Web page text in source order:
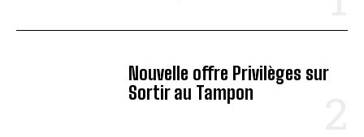
Nouvelle offre Privilèges sur
Sortir au Tampon